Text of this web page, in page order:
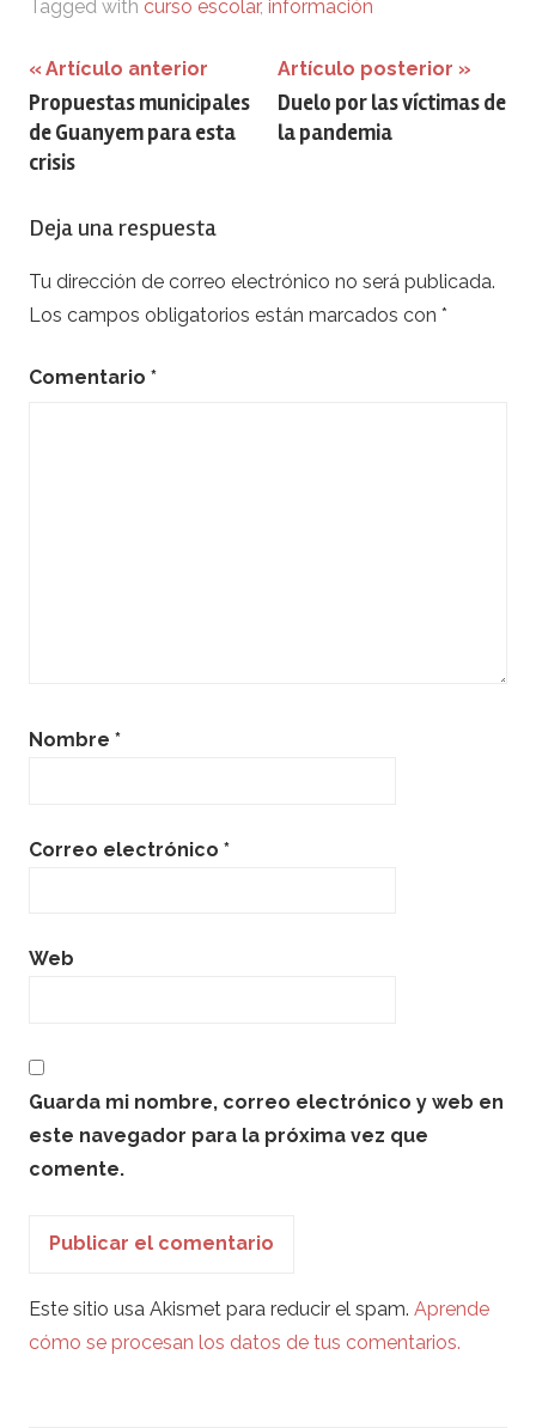
Tagged with curso escolar, información
Navegación
de
entradas
Artículo anterior
Propuestas municipales
de Guanyem para esta
crisis
Artículo posterior
Duelo por las víctimas de
la pandemia
Deja una respuesta
Tu dirección de correo electrónico no será publicada.
Los campos obligatorios están marcados con *
Comentario *
Nombre *
Correo electrónico *
Web
Guarda mi nombre, correo electrónico y web en
este navegador para la próxima vez que
comente.
Este sitio usa Akismet para reducir el spam. Aprende
cómo se procesan los datos de tus comentarios.